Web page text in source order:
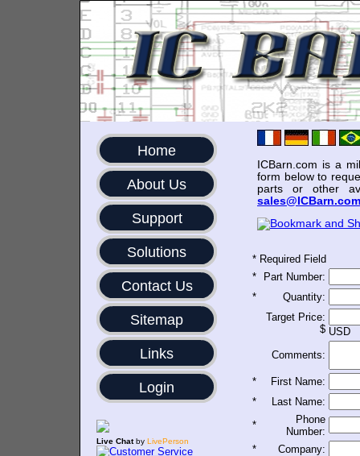
Home
About Us
Support
Solutions
Contact Us
Sitemap
Links
Login
Live Chatby LivePerson
ICBarn.com is a
form below to
parts or other
sales@ICBarn.com
* Required Field
*
Part Number:
*
Quantity:
Target Price:
$ USD
Comments:
*
First Name:
*
Last Name:
*
Phone
Number:
*
Company: